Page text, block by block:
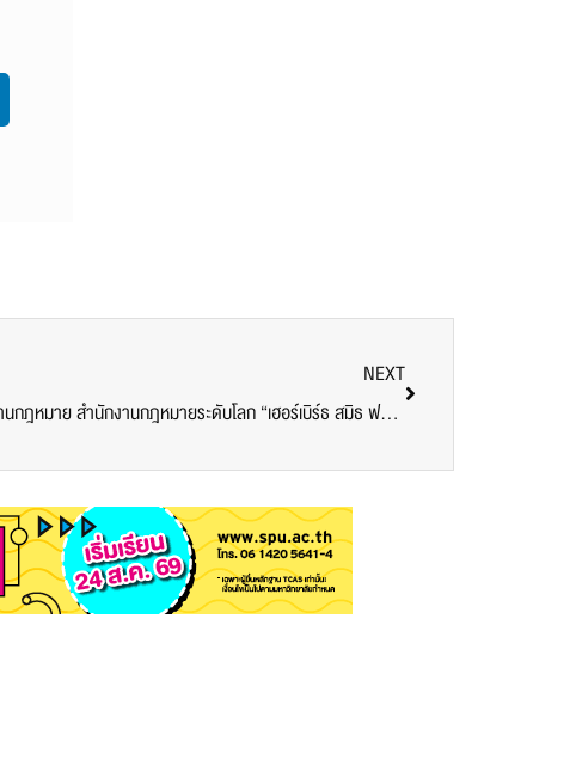
NEXT
DEK นิติศาสตร์ SPU เรียนรู้งานด้านกฎหมาย สำนักงานกฎหมายระดับโลก “เฮอร์เบิร์ธ สมิธ ฟรีฮิลล์”